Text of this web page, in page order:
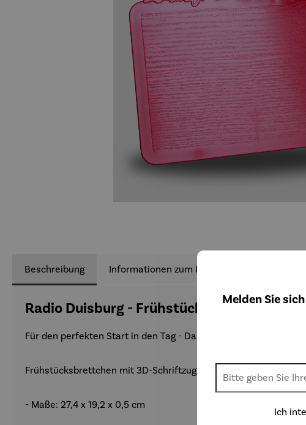
Beschreibung Informationen zum Hersteller
Radio Duisburg - Frühstücksbrettchen -
Für den perfekten Start in den Tag - Das "So klingt zu Hause"-
Frühstücksbrettchen mit 3D-Schriftzug und Senderlogo.
- Maße: 27,4 x 19,2 x 0,5 cm
Melden Sie
Ich